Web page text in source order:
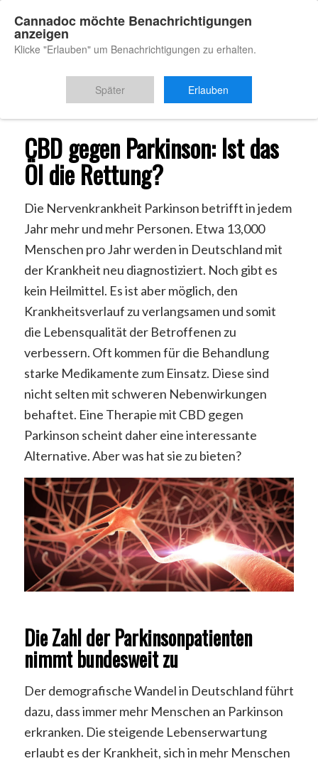
Du bist hier: Startseite / CBD Parkinson
CBD gegen Parkinson: Ist das
Öl die Rettung?
Die Nervenkrankheit Parkinson betrifft in jedem
Jahr mehr und mehr Personen. Etwa 13,000
Menschen pro Jahr werden in Deutschland mit
der Krankheit neu diagnostiziert. Noch gibt es
kein Heilmittel. Es ist aber möglich, den
Krankheitsverlauf zu verlangsamen und somit
die Lebensqualität der Betroffenen zu
verbessern. Oft kommen für die Behandlung
starke Medikamente zum Einsatz. Diese sind
nicht selten mit schweren Nebenwirkungen
behaftet. Eine Therapie mit CBD gegen
Parkinson scheint daher eine interessante
Alternative. Aber was hat sie zu bieten?
Die Zahl der Parkinsonpatienten
nimmt bundesweit zu
Der demografische Wandel in Deutschland führt
dazu, dass immer mehr Menschen an Parkinson
erkranken. Die steigende Lebenserwartung
erlaubt es der Krankheit, sich in mehr Menschen
Cannadoc möchte Benachrichtigungen
anzeigen
Klicke "Erlauben" um Benachrichtigungen zu erhalten.
Später Erlauben